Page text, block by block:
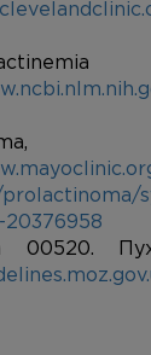
20376958
00520.